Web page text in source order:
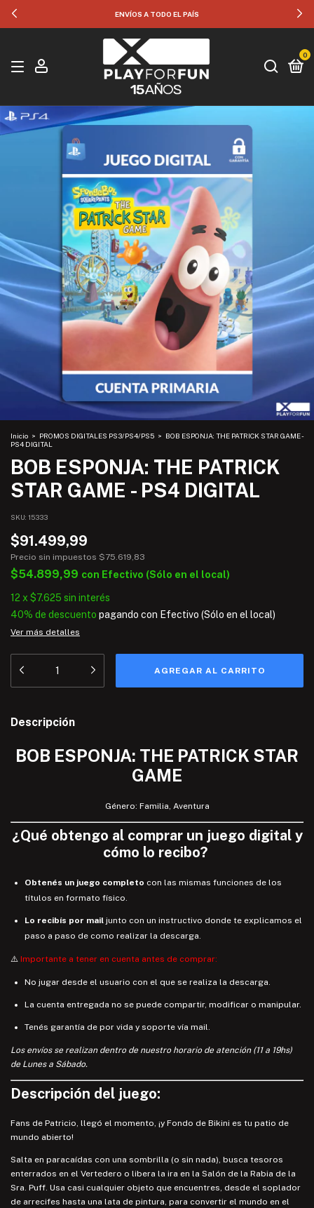
ENVÍOS A TODO EL PAÍS
0
Inicio > PROMOS DIGITALES PS3/PS4/PS5 > BOB ESPONJA: THE PATRICK STAR GAME -
PS4 DIGITAL
BOB ESPONJA: THE PATRICK
STAR GAME - PS4 DIGITAL
SKU: 15333
$91.499,99
Precio sin impuestos $75.619,83
$54.899,99 con Efectivo (Sólo en el local)
12 x $7.625 sin interés
40% de descuento pagando con Efectivo (Sólo en el local)
Ver más detalles
Descripción
BOB ESPONJA: THE PATRICK STAR
GAME
Género: Familia, Aventura
¿Qué obtengo al comprar un juego digital y
cómo lo recibo?
Obtenés un juego completo con las mismas funciones de los
títulos en formato físico.
Lo recibís por mail junto con un instructivo donde te explicamos el
paso a paso de como realizar la descarga.
⚠️ Importante a tener en cuenta antes de comprar:
No jugar desde el usuario con el que se realiza la descarga.
La cuenta entregada no se puede compartir, modificar o manipular.
Tenés garantía de por vida y soporte vía mail.
Los envíos se realizan dentro de nuestro horario de atención (11 a 19hs)
de Lunes a Sábado.
Descripción del juego:
Fans de Patricio, llegó el momento, ¡y Fondo de Bikini es tu patio de
mundo abierto!
Salta en paracaídas con una sombrilla (o sin nada), busca tesoros
enterrados en el Vertedero o libera la ira en la Salón de la Rabia de la
Sra. Puff. Usa casi cualquier objeto que encuentres, desde el soplador
de arrecifes hasta una lata de pintura, para convertir el mundo en el